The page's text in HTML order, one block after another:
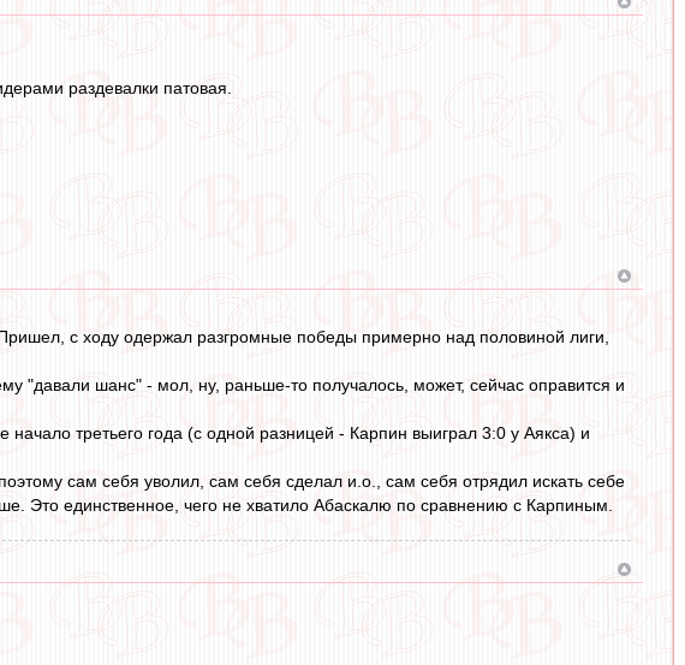
раздевалки патовая.
с ходу одержал разгромные победы примерно над половиной лиги,
шанс" - мол, ну, раньше-то получалось, может, сейчас оправится и
третьего года (с одной разницей - Карпин выиграл 3:0 у Аякса) и
сам себя уволил, сам себя сделал и.о., сам себя отрядил искать себе
Это единственное, чего не хватило Абаскалю по сравнению с Карпиным.